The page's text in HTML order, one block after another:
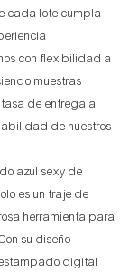
cada lote cumpla
con flexibilidad a
muestras
de entrega a
de nuestros
azul sexy de
es un traje de
herramienta para
su diseño
digital